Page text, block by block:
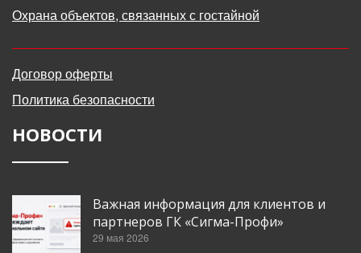
Охрана объектов, связанных с гостайной
Договор оферты
Политика безопасности
НОВОСТИ
Важная информация для клиентов и
партнеров ГК «Сигма-Профи»
29 мая 2026